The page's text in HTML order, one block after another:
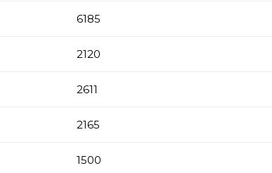
6185
2120
2611
2165
1500